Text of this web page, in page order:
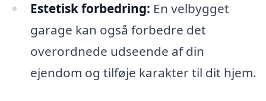
Estetisk forbedring: En velbygget
garage kan også forbedre det
overordnede udseende af din
ejendom og tilføje karakter til dit hjem.